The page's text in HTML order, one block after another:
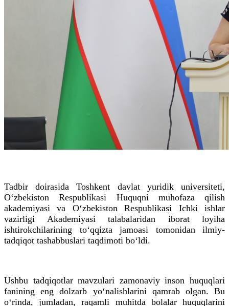
Tadbir doirasida Toshkent davlat yuridik universiteti,
O‘zbekiston Respublikasi Huquqni muhofaza qilish
akademiyasi va O‘zbekiston Respublikasi Ichki ishlar
vazirligi Akademiyasi talabalaridan iborat loyiha
ishtirokchilarining to‘qqizta jamoasi tomonidan ilmiy-
tadqiqot tashabbuslari taqdimoti bo‘ldi.
Ushbu tadqiqotlar mavzulari zamonaviy inson huquqlari
fanining eng dolzarb yo‘nalishlarini qamrab olgan. Bu
o‘rinda, jumladan, raqamli muhitda bolalar huquqlarini